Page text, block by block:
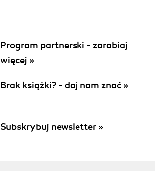
Program partnerski - zarabiaj
więcej »
Brak książki? - daj nam znać »
Subskrybuj newsletter »